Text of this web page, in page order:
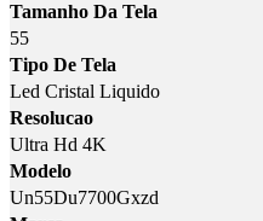
Tamanho Da Tela
55
Tipo De Tela
Led Cristal Liquido
Resolucao
Ultra Hd 4K
Modelo
Un55Du7700Gxzd